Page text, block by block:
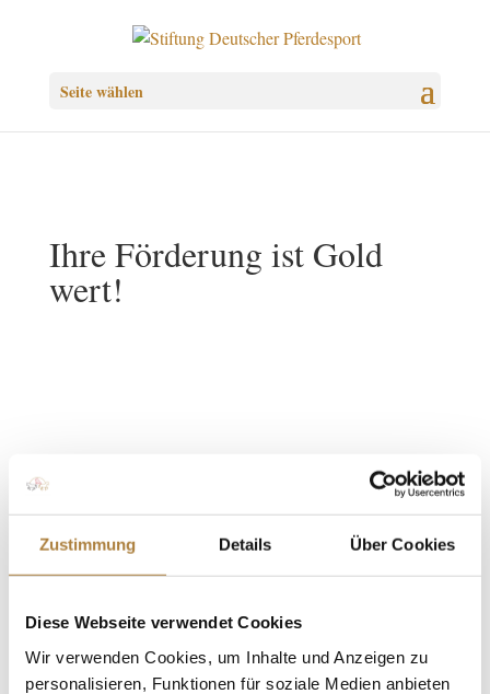
Zustimmung Details Über Cookies
Diese Webseite verwendet Cookies
Wir verwenden Cookies, um Inhalte und Anzeigen zu
personalisieren, Funktionen für soziale Medien anbieten
Seite wählen
Ihre Förderung ist Gold
wert!
Dr. Martina Reemtsma✝
Gründungsstifterin der Stiftung
Einen Nachruf finden Sie hier